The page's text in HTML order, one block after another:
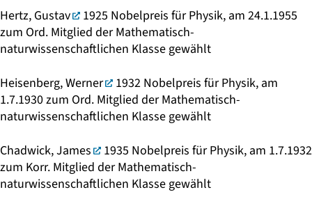
Hertz, Gustav
1925 Nobelpreis für Physik, am 24.1.1955
zum Ord. Mitglied der Mathematisch-
naturwissenschaftlichen Klasse gewählt
Heisenberg, Werner
1932 Nobelpreis für Physik, am
1.7.1930 zum Ord. Mitglied der Mathematisch-
naturwissenschaftlichen Klasse gewählt
Chadwick, James
1935 Nobelpreis für Physik, am 1.7.1932
zum Korr. Mitglied der Mathematisch-
naturwissenschaftlichen Klasse gewählt